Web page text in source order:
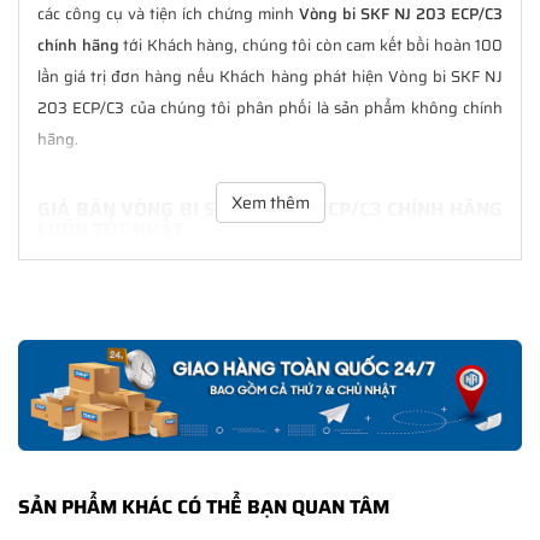
các công cụ và tiện ích chứng minh Vòng bi SKF NJ 203 ECP/C3
chính hãngtới Khách hàng, chúng tôi còn cam kết bồi hoàn 100
lần giá trị đơn hàng nếu Khách hàng phát hiện Vòng bi SKF NJ
203 ECP/C3 của chúng tôi phân phối là sản phẩm không chính
hãng.
GIÁ BÁN VÒNG BI SKF NJ 203 ECP/C3 CHÍNH HÃNG
TạiNGOCANH.COMgiá bán Vòng bi SKF NJ 203 ECP/C3 luôn là
trong suốt quá trình sử dụng các sản phẩm SKF chính hãng.
CHẾ ĐỘ BẢO HÀNH VÒNG BI SKF NJ 203 ECP/C3
CHÍNH HÃNG
Tất cả các sản phẩm SKF chính hãng do
phối đều được bảo hành chính hãng theo đúng tiêu chuẩn bảo
Xem thêm
SẢN PHẨM KHÁC CÓ THỂ BẠN QUAN TÂM